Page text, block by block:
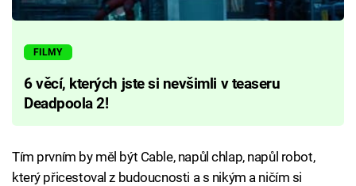
FILMY
6 věcí, kterých jste si nevšimli v teaseru
Deadpoola 2!
Tím prvním by měl být Cable, napůl chlap, napůl robot,
který přicestoval z budoucnosti a s nikým a ničím si